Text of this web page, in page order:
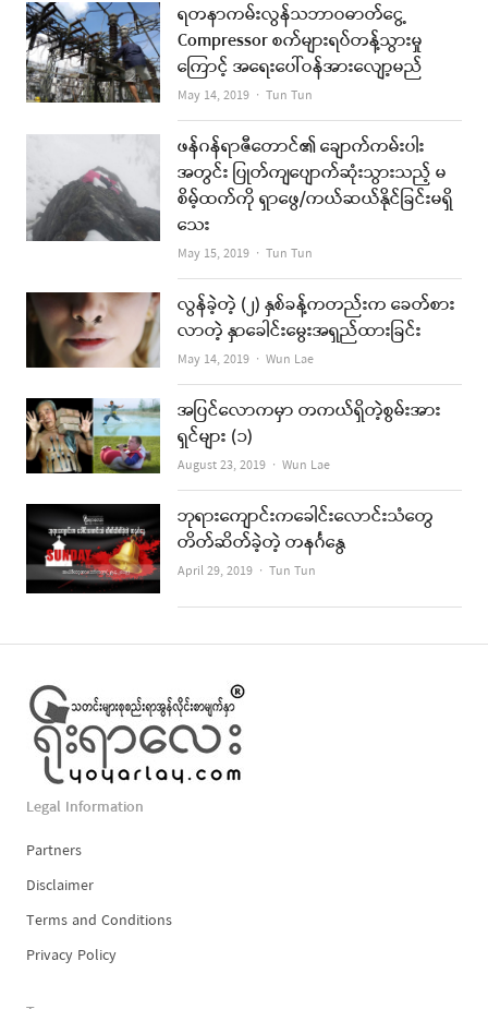
ရတနာကမ်းလွန်သဘာဝဓာတ်ငွေ့
Compressor စက်များရပ်တန့်သွားမှု
ကြောင့် အရေးပေါ်ဝန်အားလျော့မည်
May 14, 2019 Author
Tun Tun
ဖန်ဂန်ရာဇီတောင်၏ ချောက်ကမ်းပါး
အတွင်း ပြုတ်ကျပျောက်ဆုံးသွားသည့် မ
စိမ့်ထက်ကို ရှာဖွေ/ကယ်ဆယ်နိုင်ခြင်းမရှိ
သေး
May 15, 2019 Author
Tun Tun
လွန်ခဲ့တဲ့ (၂) နှစ်ခန့်ကတည်းက ခေတ်စား
လာတဲ့ နှာခေါင်းမွေးအရှည်ထားခြင်း
May 14, 2019 Author
Wun Lae
အပြင်လောကမှာ တကယ်ရှိတဲ့စွမ်းအား
ရှင်များ (၁)
August 23, 2019 Author
Wun Lae
ဘုရားကျောင်းကခေါင်းလောင်းသံတွေ
တိတ်ဆိတ်ခဲ့တဲ့ တနင်္ဂနွေ
April 29, 2019 Author
Tun Tun
Legal Information
Partners
Disclaimer
Terms and Conditions
Privacy Policy